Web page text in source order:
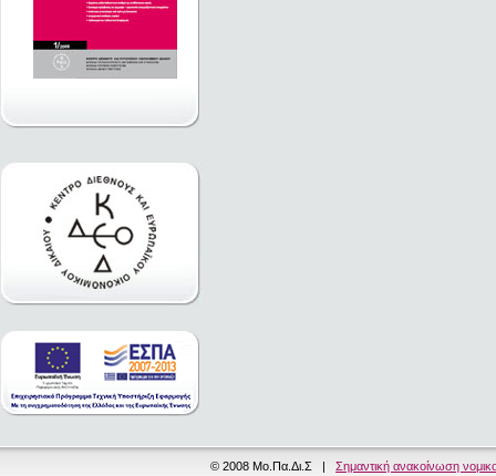
© 2008 Μο.Πα.Δι.Σ | Σημαντική ανακοίνωση